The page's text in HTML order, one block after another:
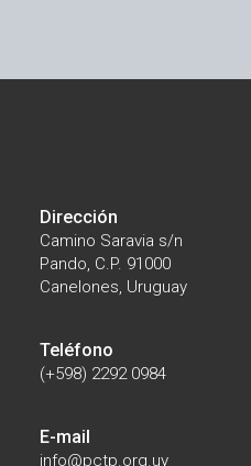
Dirección
Camino Saravia s/n
Pando, C.P. 91000
Canelones, Uruguay
Teléfono
(+598) 2292 0984
E-mail
info@pctp.org.uy